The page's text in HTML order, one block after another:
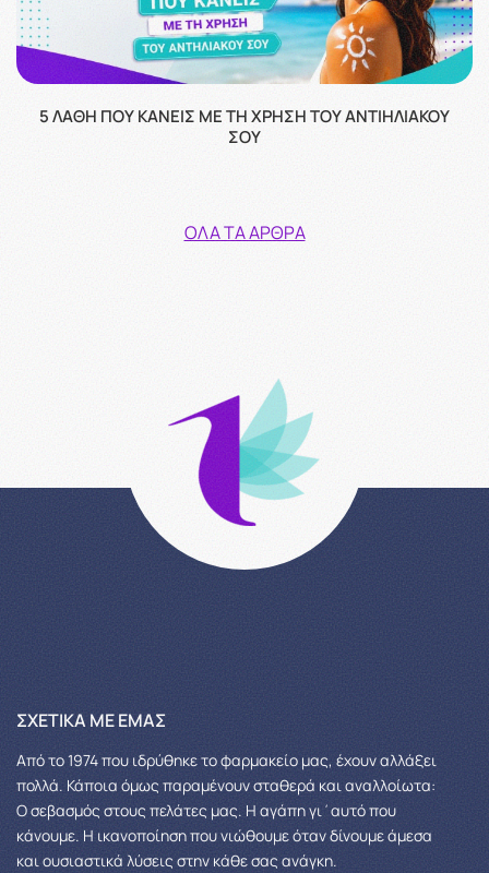
5 ΛΆΘΗ ΠΟΥ ΚΆΝΕΙΣ ΜΕ ΤΗ ΧΡΉΣΗ ΤΟΥ ΑΝΤΙΗΛΙΑΚΟΎ
ΣΟΥ
ΌΛΑ ΤΑ ΆΡΘΡΑ
ΣΧΕΤΙΚΆ ΜΕ ΕΜΆΣ
Από το 1974 που ιδρύθηκε το φαρμακείο μας, έχουν αλλάξει
πολλά. Κάποια όμως παραμένουν σταθερά και αναλλοίωτα:
Ο σεβασμός στους πελάτες μας. Η αγάπη γι΄αυτό που
κάνουμε. Η ικανοποίηση που νιώθουμε όταν δίνουμε άμεσα
και ουσιαστικά λύσεις στην κάθε σας ανάγκη.